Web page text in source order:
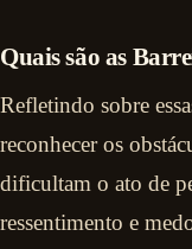
Quais são as
Refletindo sobre
reconhecer os
dificultam o ato de
ressentimento e